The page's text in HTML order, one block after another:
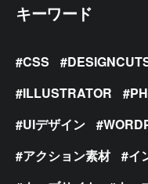
キーワード
CSS
ILLUSTRATOR
UIデザイン
アクション素材
イ